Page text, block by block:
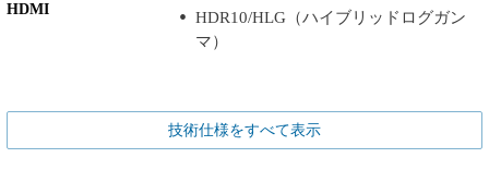
HDMI
HDR10/HLG（ハイブリッドログガン
マ）
技術仕様をすべて表示